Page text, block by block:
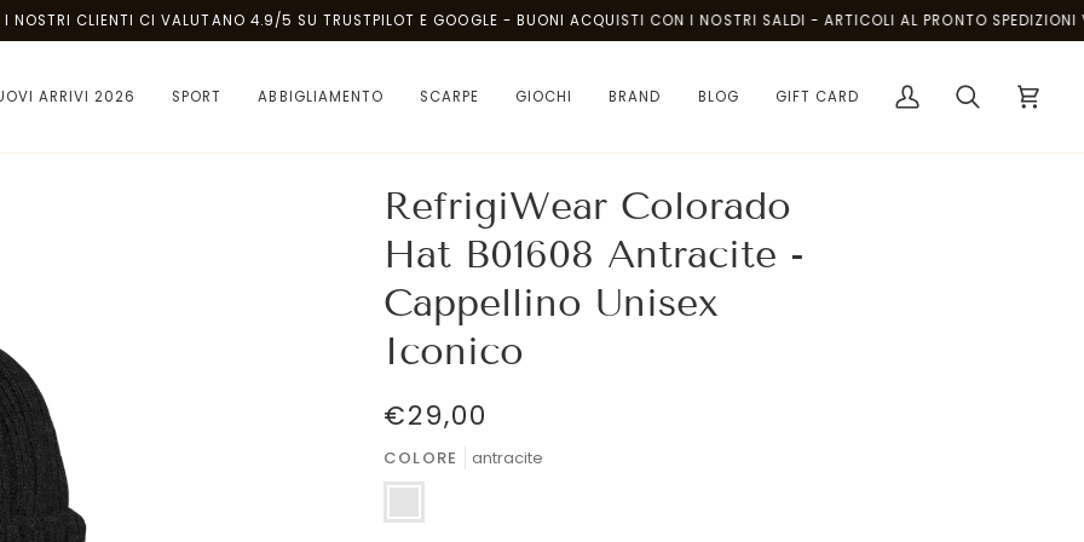
CLIENTI CI VALUTANO 4.9/5 SU TRUSTPILOT E GOOGLE - BUONI ACQUISTI CON I NOSTRI SALDI - ARTICOLI AL PRONTO SPEDIZIONI
ARRIVI 2026 SPORT ABBIGLIAMENTO SCARPE GIOCHI BRAND BLOG GIFT CARD
Il
account
Cerca Carrello
RefrigiWear Colorado
Hat B01608 Antracite -
Cappellino Unisex
Iconico
€29,00
COLORE antracite
antracite